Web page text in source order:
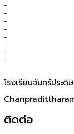
โรงเรียนจันทร์ประ
ติดต่อ